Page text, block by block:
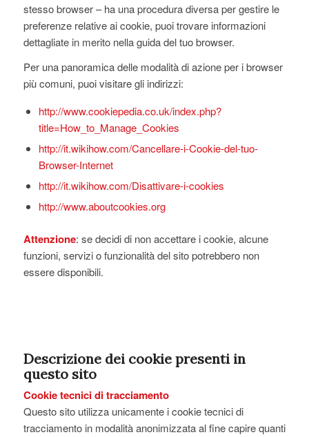
stesso browser – ha una procedura diversa per gestire le
preferenze relative ai cookie, puoi trovare informazioni
dettagliate in merito nella guida del tuo browser.
Per una panoramica delle modalità di azione per i browser
più comuni, puoi visitare gli indirizzi:
http://www.cookiepedia.co.uk/index.php?
title=How_to_Manage_Cookies
http://it.wikihow.com/Cancellare-i-Cookie-del-tuo-
Browser-Internet
http://it.wikihow.com/Disattivare-i-cookies
http://www.aboutcookies.org
Attenzione: se decidi di non accettare i cookie, alcune
funzioni, servizi o funzionalità del sito potrebbero non
essere disponibili.
Descrizione dei cookie presenti in
questo sito
Cookie tecnici di tracciamento
Questo sito utilizza unicamente i cookie tecnici di
tracciamento in modalità anonimizzata al fine capire quanti